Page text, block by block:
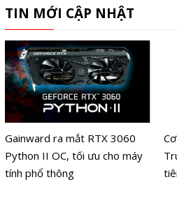
TIN MỚI CẬP NHẬT
Gainward ra mắt RTX 3060
Python II OC, tối ưu cho máy
tính phổ thông